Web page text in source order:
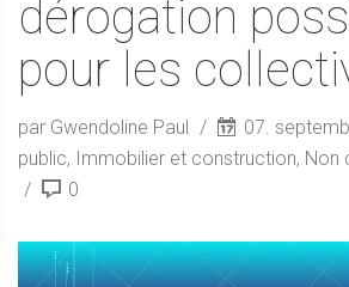
dérogation
pour les
par Gwendoline Paul 07.
public, Immobilier et construction, Non
0